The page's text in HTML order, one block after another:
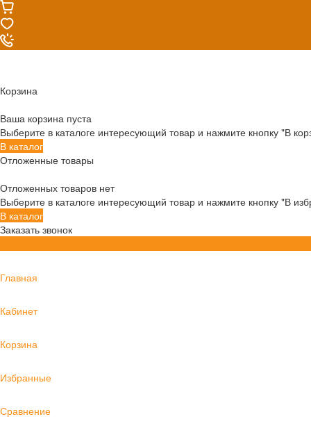
Корзина
Ваша корзина пуста
Выберите в каталоге интересующий товар и нажмите кнопку "В
В каталог
Отложенные товары
Отложенных товаров нет
Выберите в каталоге интересующий товар и нажмите кнопку "В
В каталог
Заказать звонок
Главная
Кабинет
Корзина
Избранные
Сравнение